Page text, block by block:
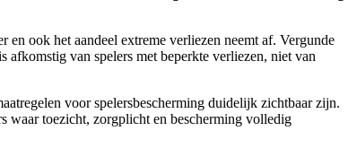
en ook het aandeel extreme verliezen neemt af. Vergunde
van spelers met beperkte verliezen, niet van
voor spelersbescherming duidelijk zichtbaar zijn.
waar toezicht, zorgplicht en bescherming volledig